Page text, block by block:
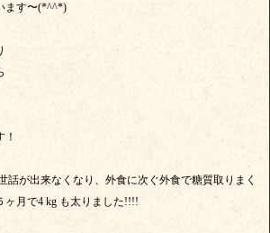
ます〜(*^^*)
話が出来なくなり、外食に次ぐ外食で糖質取りまく
ヶ月で4 kg も太りました!!!!